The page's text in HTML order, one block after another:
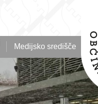
Medijsko središče